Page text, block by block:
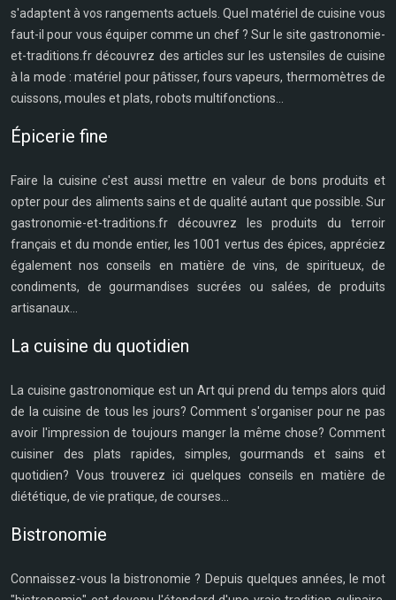
s'adaptent à vos rangements actuels. Quel matériel de cuisine vous
faut-il pour vous équiper comme un chef ? Sur le site gastronomie-
et-traditions.fr découvrez des articles sur les ustensiles de cuisine
à la mode : matériel pour pâtisser, fours vapeurs, thermomètres de
cuissons, moules et plats, robots multifonctions...
Épicerie fine
Faire la cuisine c'est aussi mettre en valeur de bons produits et
opter pour des aliments sains et de qualité autant que possible. Sur
gastronomie-et-traditions.fr découvrez les produits du terroir
français et du monde entier, les 1001 vertus des épices, appréciez
également nos conseils en matière de vins, de spiritueux, de
condiments, de gourmandises sucrées ou salées, de produits
artisanaux...
La cuisine du quotidien
La cuisine gastronomique est un Art qui prend du temps alors quid
de la cuisine de tous les jours? Comment s'organiser pour ne pas
avoir l'impression de toujours manger la même chose? Comment
cuisiner des plats rapides, simples, gourmands et sains et
quotidien? Vous trouverez ici quelques conseils en matière de
diététique, de vie pratique, de courses...
Bistronomie
Connaissez-vous la bistronomie ? Depuis quelques années, le mot